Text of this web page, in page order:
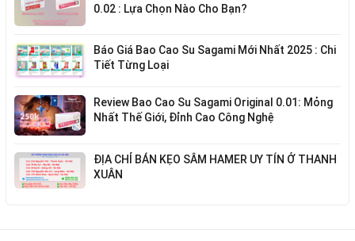
0.02 : Lựa Chọn Nào Cho Bạn?
Báo Giá Bao Cao Su Sagami Mới Nhất 2025 : Chi
Tiết Từng Loại
Review Bao Cao Su Sagami Original 0.01: Mỏng
Nhất Thế Giới, Đỉnh Cao Công Nghệ
ĐỊA CHỈ BÁN KẸO SÂM HAMER UY TÍN Ở THANH
XUÂN